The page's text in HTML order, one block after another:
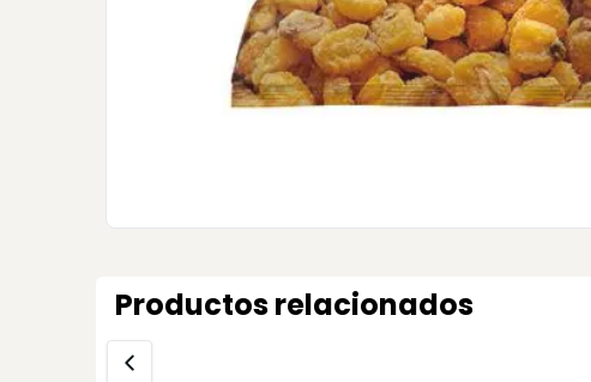
Productos relacionados